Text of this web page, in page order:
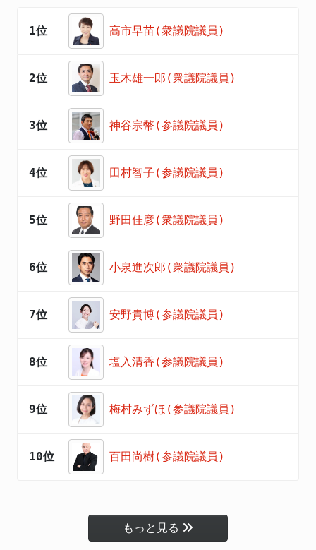
1位 高市早苗(衆議院議員)
2位 玉木雄一郎(衆議院議員)
3位 神谷宗幣(参議院議員)
4位 田村智子(参議院議員)
5位 野田佳彦(衆議院議員)
6位 小泉進次郎(衆議院議員)
7位 安野貴博(参議院議員)
8位 塩入清香(参議院議員)
9位 梅村みずほ(参議院議員)
10位 百田尚樹(参議院議員)
もっと見る